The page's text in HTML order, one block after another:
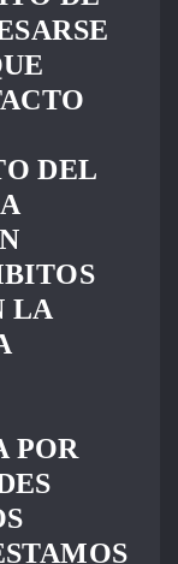
DEL
LA
POR